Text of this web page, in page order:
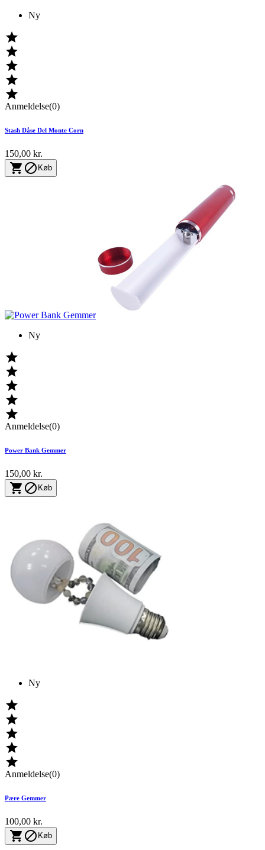
Ny





Anmeldelse(0)
Stash Dåse Del Monte Corn
150,00 kr.
  Køb
Ny





Anmeldelse(0)
Power Bank Gemmer
150,00 kr.
  Køb
Ny





Anmeldelse(0)
Pære Gemmer
100,00 kr.
  Køb